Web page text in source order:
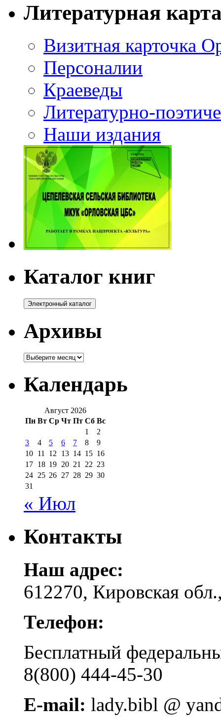
Литературная
Визитная карточка
Персоналии
Краеведы
Литературно-
Наши издания
Каталог книг
Архивы
Архивы
Календарь
Август 2026
Пн Вт Ср Чт Пт Сб Вс
1
2
3
4 5 6 7 8
9
10 11 12 13 14 15 16
17 18 19 20 21 22 23
24 25 26 27 28 29 30
31
« Июл
Контакты
Наш адрес:
612270, Кировская
Телефон:
Бесплатный
8(800) 444-45-30
E-mail: lady.bibl @